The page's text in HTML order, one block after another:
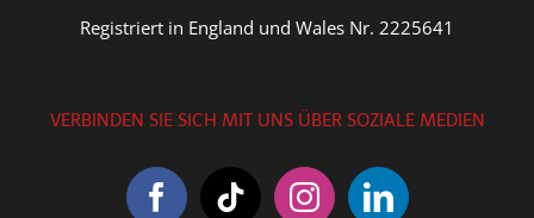
Registriert in England und Wales Nr. 2225641
VERBINDEN SIE SICH MIT UNS ÜBER SOZIALE MEDIEN